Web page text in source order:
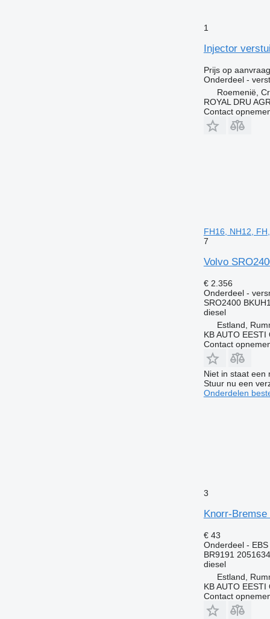
1
Injector
Prijs op aanvraag
Onderdeel -
Roemenië,
ROYAL DRU
Contact
FH16, NH12,
7
Volvo
€ 2.356
Onderdeel -
SRO2400
diesel
Estland,
KB AUTO EESTI
Contact
Niet in staat een
Stuur nu een
Onderdelen
3
Knorr-
€ 43
Onderdeel -
BR9191
diesel
Estland,
KB AUTO EESTI
Contact